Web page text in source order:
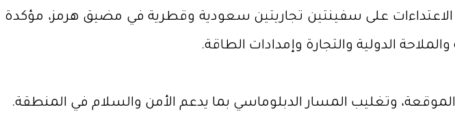
على سفينتين تجاريتين سعودية وقطرية في مضيق هرمز، مؤكدة
الدولية والتجارة وإمدادات الطاقة.
وتغليب المسار الدبلوماسي بما يدعم الأمن والسلام في المنطقة.